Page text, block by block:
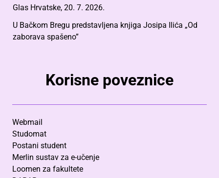
Glas Hrvatske, 20. 7. 2026.
U Bačkom Bregu predstavljena knjiga Josipa Ilića „Od
zaborava spašeno”
Korisne poveznice
Webmail
Studomat
Postani student
Merlin sustav za e-učenje
Loomen za fakultete